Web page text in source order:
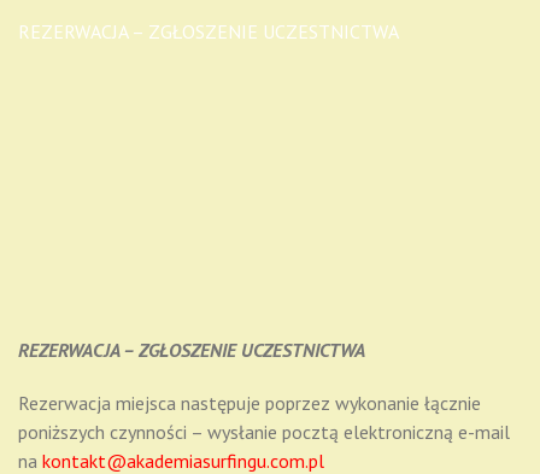
REZERWACJA – ZGŁOSZENIE UCZESTNICTWA
REZERWACJA – ZGŁOSZENIE UCZESTNICTWA
Rezerwacja miejsca następuje poprzez wykonanie łącznie
poniższych czynności – wysłanie pocztą elektroniczną e-mail
na kontakt@akademiasurfingu.com.pl